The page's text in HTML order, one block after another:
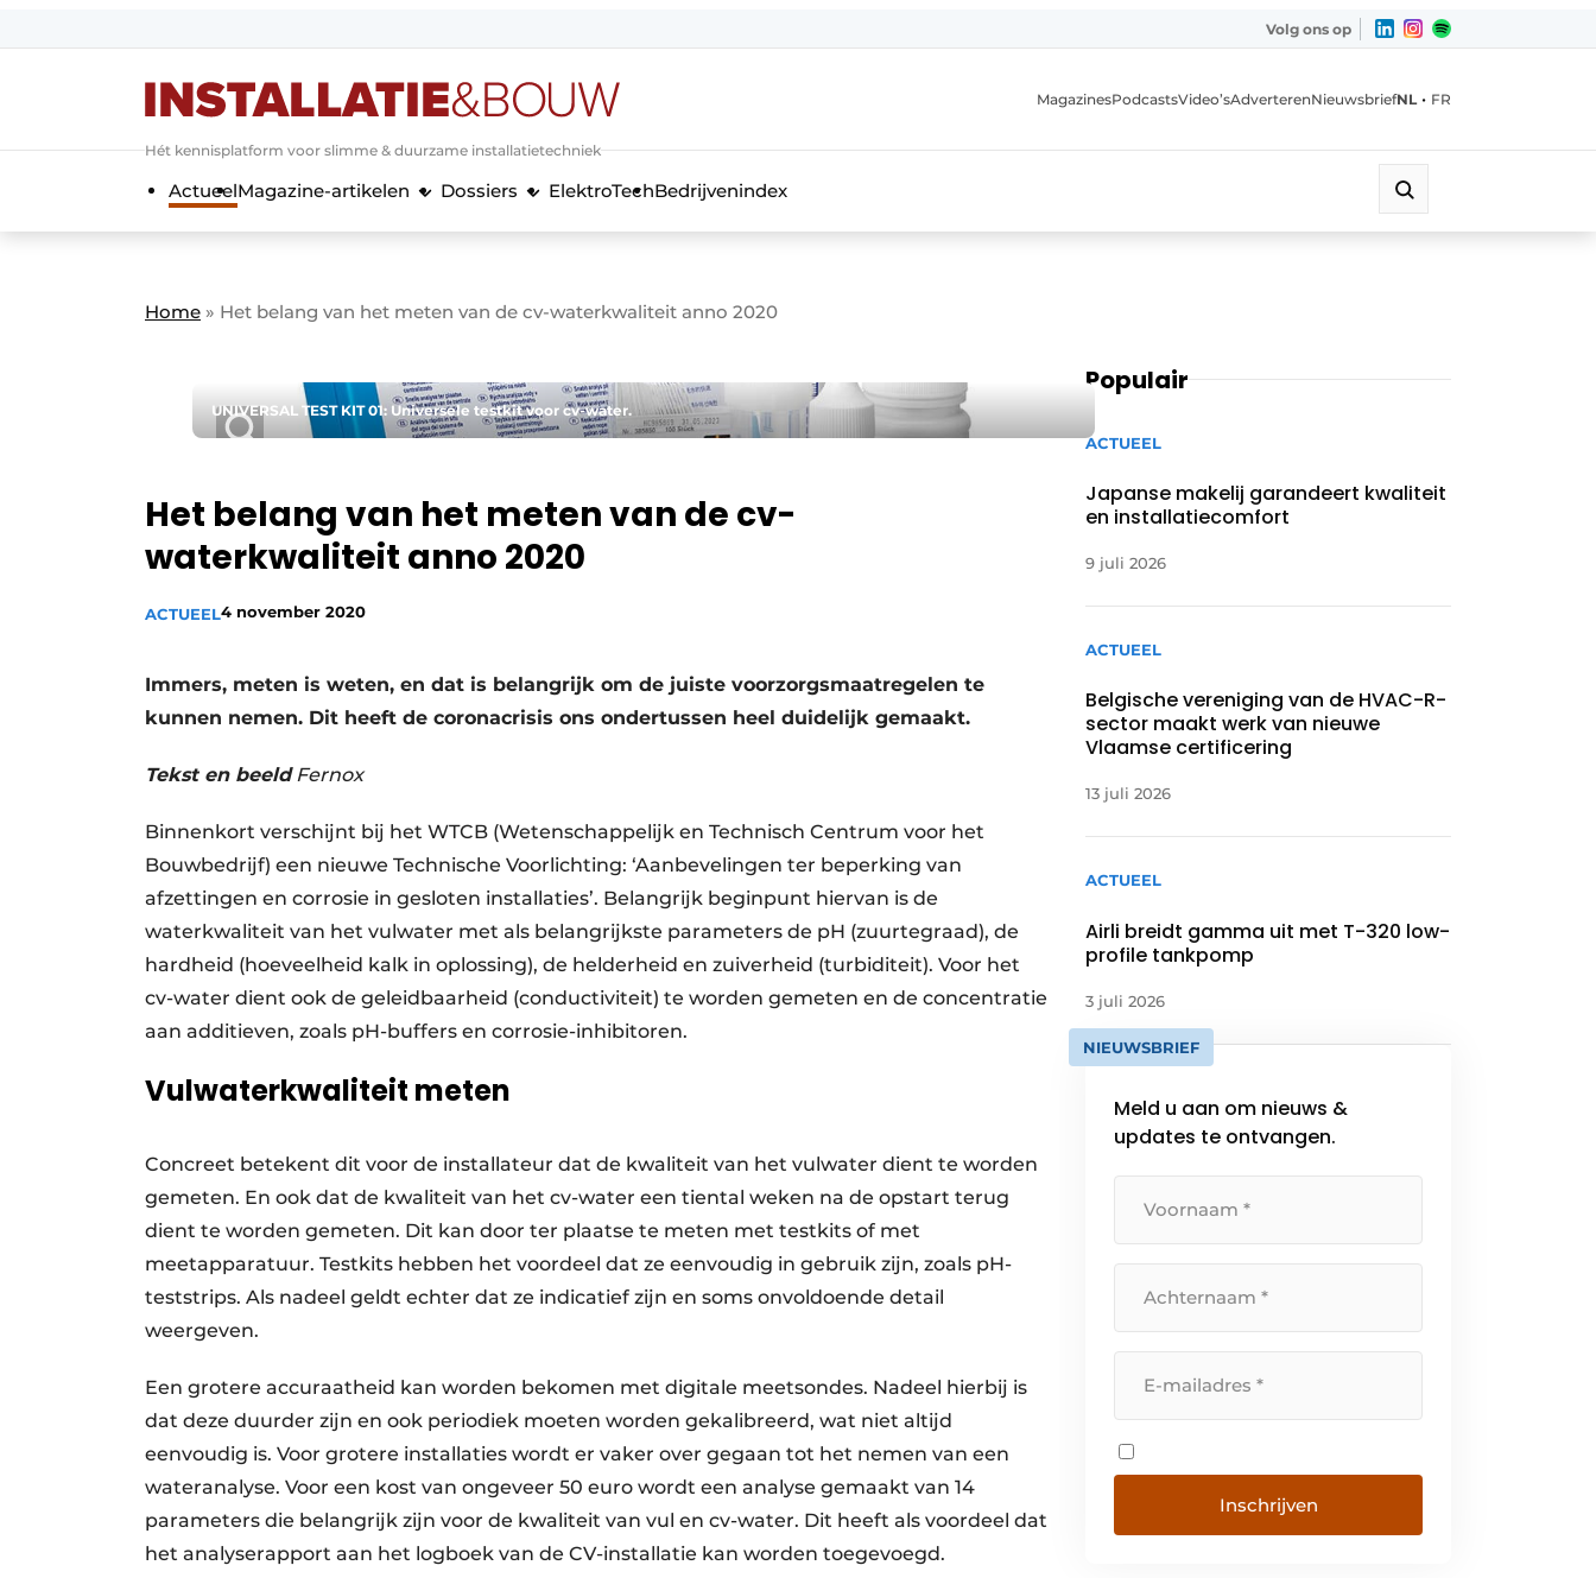
Algemene voorwaarden
Banner overzicht
BedrijvenAanmeldenBedankt voor de aanmelding
Bedrijven
Evenement aanmelden
Meest gelezen
Nieuwsbrief
Privacy / Cookie statement
Vacature aanmelden
Volg ons op
Hét kennisplatform voor slimme & duurzame installatietechniek
MagazinesPodcastsVideo’sAdverterenNieuwsbriefNL • FR
ActueelMagazine-artikelen Dossiers ElektroTechBedrijvenindex
Home » Het belang van het meten van de cv-waterkwaliteit anno 2020
UNIVERSAL TEST KIT 01: Universele testkit voor cv-water.
Het belang van het meten van de cv-
waterkwaliteit anno 2020
ACTUEEL4 november 2020
Immers, meten is weten, en dat is belangrijk om de juiste voorzorgsmaatregelen te
kunnen nemen. Dit heeft de coronacrisis ons ondertussen heel duidelijk gemaakt.
Tekst en beeldFernox
Binnenkort verschijnt bij het WTCB (Wetenschappelijk en Technisch Centrum voor het
Bouwbedrijf) een nieuwe Technische Voorlichting: ‘Aanbevelingen ter beperking van
afzettingen en corrosie in gesloten installaties’. Belangrijk beginpunt hiervan is de
waterkwaliteit van het vulwater met als belangrijkste parameters de pH (zuurtegraad), de
hardheid (hoeveelheid kalk in oplossing), de helderheid en zuiverheid (turbiditeit). Voor het
cv-water dient ook de geleidbaarheid (conductiviteit) te worden gemeten en de concentratie
aan additieven, zoals pH-buffers en corrosie-inhibitoren.
Vulwaterkwaliteit meten
Concreet betekent dit voor de installateur dat de kwaliteit van het vulwater dient te worden
­gemeten. En ook dat de kwaliteit van het cv-­water een tiental weken na de opstart terug
dient te worden gemeten. Dit kan door ter plaatse te meten met testkits of met
meetapparatuur. Testkits hebben het voordeel dat ze eenvoudig in gebruik zijn, zoals pH-
teststrips. Als nadeel geldt echter dat ze indicatief zijn en soms onvoldoende detail
weergeven.
Een grotere accuraatheid kan worden bekomen met digitale meetsondes. Nadeel hierbij is
dat deze duurder zijn en ook periodiek moeten worden gekalibreerd, wat niet altijd
eenvoudig is. Voor grotere installaties wordt er vaker over gegaan tot het nemen van een
wateranalyse. Voor een kost van ongeveer 50 euro wordt een analyse gemaakt van 14
parameters die belangrijk zijn voor de kwaliteit van vul en cv-water. Dit heeft als voordeel dat
het analyserapport aan het logboek van de CV-installatie kan worden toegevoegd.
Populair
ACTUEEL
Japanse makelij garandeert kwaliteit
en installatiecomfort
9 juli 2026
ACTUEEL
Belgische vereniging van de HVAC-R-
sector maakt werk van nieuwe
Vlaamse certificering
13 juli 2026
ACTUEEL
Airli breidt gamma uit met T-320 low-
profile tankpomp
3 juli 2026
NIEUWSBRIEF
Meld u aan om nieuws &
updates te ontvangen.